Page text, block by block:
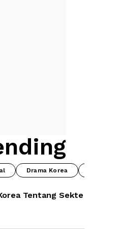
Drama Korea
Tentang Sekte